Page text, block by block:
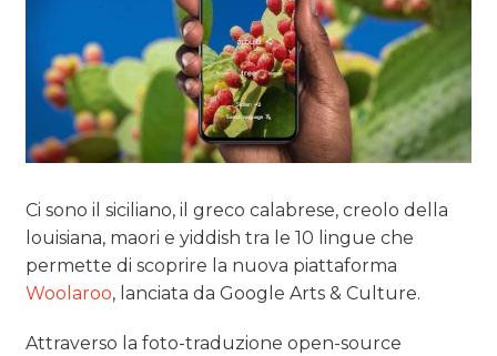
Ci sono il siciliano, il greco calabrese, creolo della
louisiana, maori e yiddish tra le 10 lingue che
permette di scoprire la nuova piattaforma
Woolaroo, lanciata da Google Arts & Culture.
Attraverso la foto-traduzione open-source